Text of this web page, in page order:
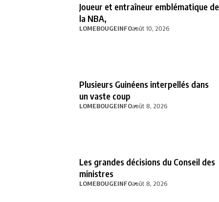
Joueur et entraîneur emblématique de
la NBA,
LOMEBOUGEINFOaoût 10, 2026
Plusieurs Guinéens interpellés dans
un vaste coup
LOMEBOUGEINFOaoût 8, 2026
Les grandes décisions du Conseil des
ministres
LOMEBOUGEINFOaoût 8, 2026